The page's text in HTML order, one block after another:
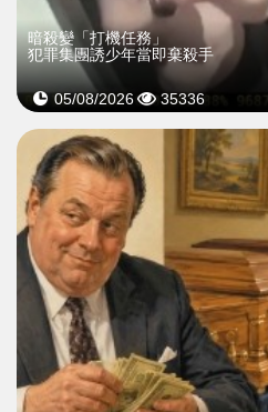
暗殺變「打機任務」
犯罪集團誘少年當即棄殺手
05/08/2026 35336